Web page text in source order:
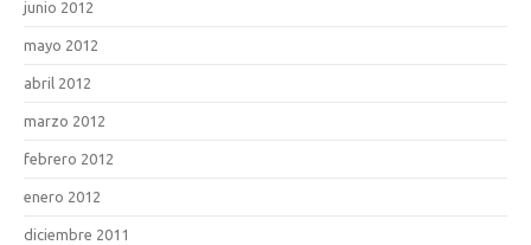
junio 2012
mayo 2012
abril 2012
marzo 2012
febrero 2012
enero 2012
diciembre 2011